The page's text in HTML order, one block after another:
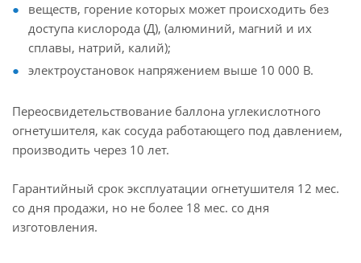
веществ, горение которых может происходить без
доступа кислорода (Д), (алюминий, магний и их
сплавы, натрий, калий);
электроустановок напряжением выше 10 000 В.
Переосвидетельствование баллона углекислотного
огнетушителя, как сосуда работающего под давлением,
производить через 10 лет.
Гарантийный срок эксплуатации огнетушителя 12 мес.
со дня продажи, но не более 18 мес. со дня
изготовления.